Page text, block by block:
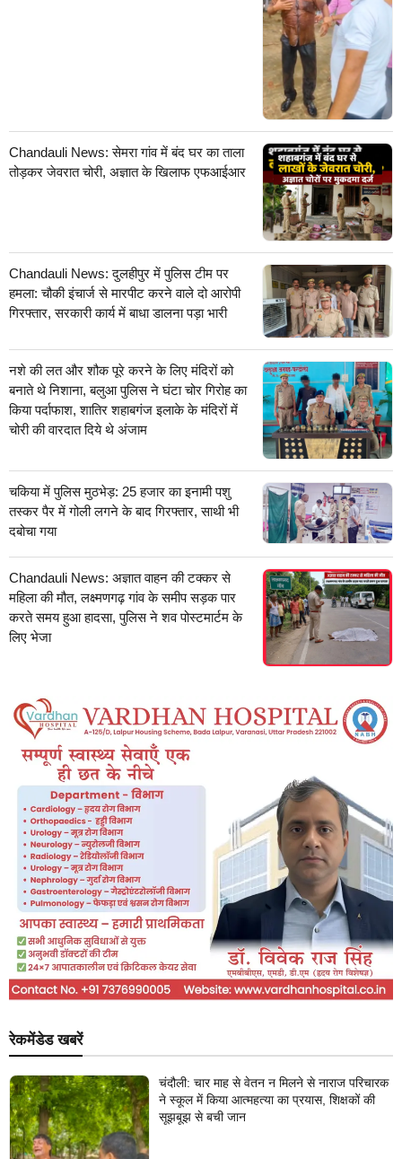
Chandauli News: सेमरा गांव में बंद घर का ताला
तोड़कर जेवरात चोरी, अज्ञात के खिलाफ एफआईआर
Chandauli News: दुलहीपुर में पुलिस टीम पर
हमला: चौकी इंचार्ज से मारपीट करने वाले दो आरोपी
गिरफ्तार, सरकारी कार्य में बाधा डालना पड़ा भारी
नशे की लत और शौक पूरे करने के लिए मंदिरों को
बनाते थे निशाना, बलुआ पुलिस ने घंटा चोर गिरोह का
किया पर्दाफाश, शातिर शहाबगंज इलाके के मंदिरों में
चोरी की वारदात दिये थे अंजाम
चकिया में पुलिस मुठभेड़: 25 हजार का इनामी पशु
तस्कर पैर में गोली लगने के बाद गिरफ्तार, साथी भी
दबोचा गया
Chandauli News: अज्ञात वाहन की टक्कर से
महिला की मौत, लक्ष्मणगढ़ गांव के समीप सड़क पार
करते समय हुआ हादसा, पुलिस ने शव पोस्टमार्टम के
लिए भेजा
रेकमेंडेड खबरें
चंदौली: चार माह से वेतन न मिलने से नाराज परिचारक
ने स्कूल में किया आत्महत्या का प्रयास, शिक्षकों की
सूझबूझ से बची जान